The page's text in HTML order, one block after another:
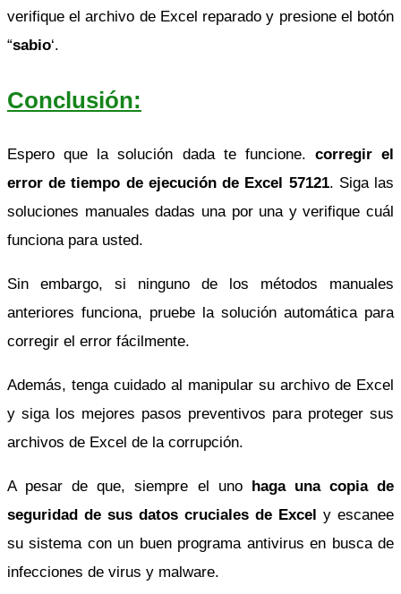
verifique el archivo de Excel reparado y presione el botón
“sabio‘.
Conclusión:
Espero que la solución dada te funcione. corregir el
error de tiempo de ejecución de Excel 57121. Siga las
soluciones manuales dadas una por una y verifique cuál
funciona para usted.
Sin embargo, si ninguno de los métodos manuales
anteriores funciona, pruebe la solución automática para
corregir el error fácilmente.
Además, tenga cuidado al manipular su archivo de Excel
y siga los mejores pasos preventivos para proteger sus
archivos de Excel de la corrupción.
A pesar de que, siempre el uno
haga una copia de
seguridad de sus datos cruciales de Excel y escanee
su sistema con un buen programa antivirus en busca de
infecciones de virus y malware.